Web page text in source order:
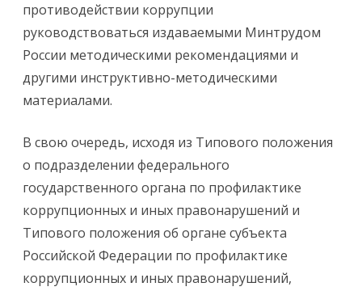
противодействии коррупции
руководствоваться издаваемыми Минтрудом
России методическими рекомендациями и
другими инструктивно-методическими
материалами.
В свою очередь, исходя из Типового положения
о подразделении федерального
государственного органа по профилактике
коррупционных и иных правонарушений и
Типового положения об органе субъекта
Российской Федерации по профилактике
коррупционных и иных правонарушений,